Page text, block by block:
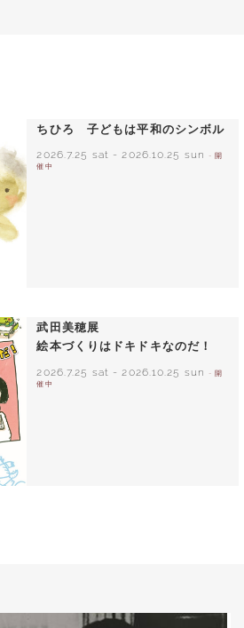
ちひろ 子どもは平和のシンボル
2026.7.25 sat -2026.10.25 sun
- 開
催中
武田美穂展
絵本づくりはドキドキなのだ！
2026.7.25 sat - 2026.10.25 sun
- 開
催中